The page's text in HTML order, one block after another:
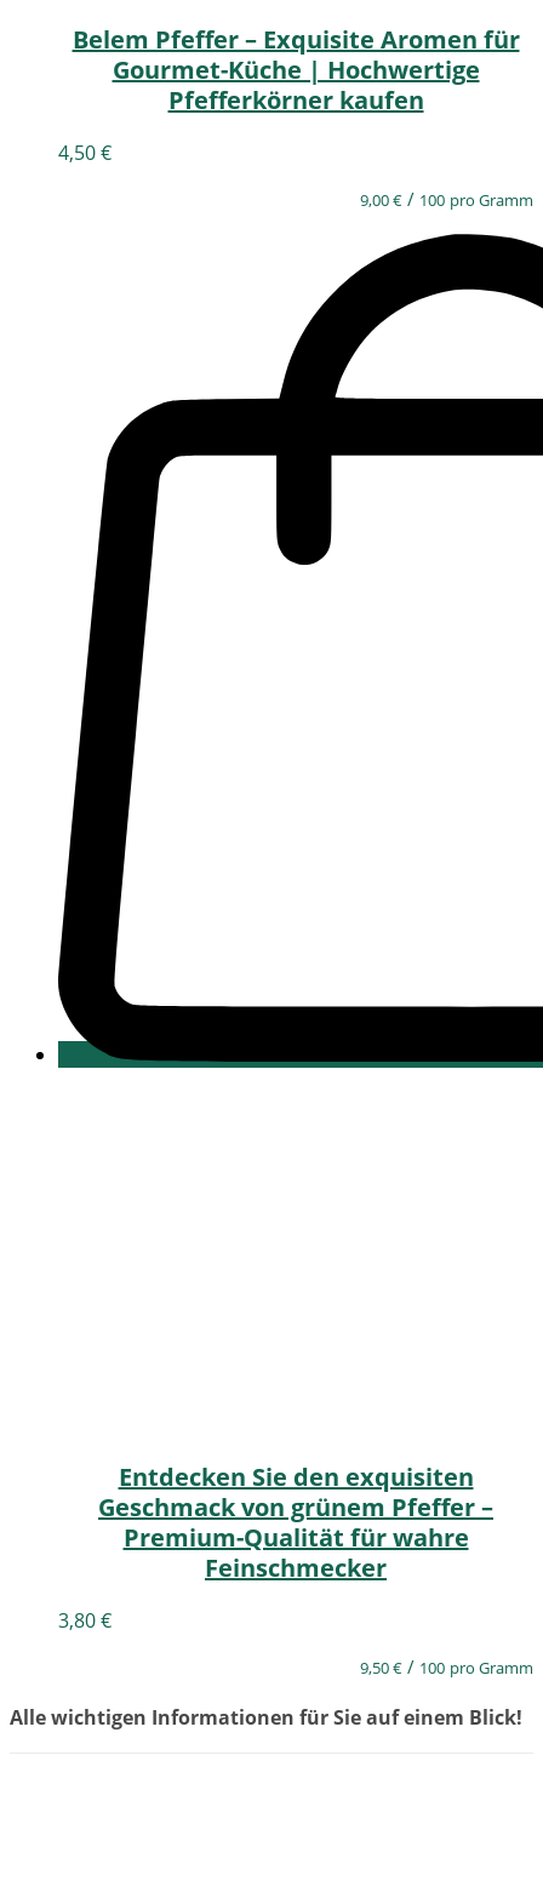
Belem Pfeffer – Exquisite Aromen für
Gourmet-Küche | Hochwertige
Pfefferkörner kaufen
4,50€
9,00€ / 100 pro Gramm
Entdecken Sie den exquisiten
Geschmack von grünem Pfeffer –
Premium-Qualität für wahre
Feinschmecker
3,80€
9,50€ / 100 pro Gramm
Alle wichtigen Informationen für Sie auf einem Blick!